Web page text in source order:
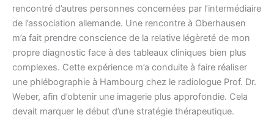
rencontré d’autres personnes concernées par l’intermédiaire
de l’association allemande. Une rencontre à Oberhausen
m’a fait prendre conscience de la relative légèreté de mon
propre diagnostic face à des tableaux cliniques bien plus
complexes. Cette expérience m’a conduite à faire réaliser
une phlébographie à Hambourg chez le radiologue Prof. Dr.
Weber, afin d’obtenir une imagerie plus approfondie. Cela
devait marquer le début d’une stratégie thérapeutique.